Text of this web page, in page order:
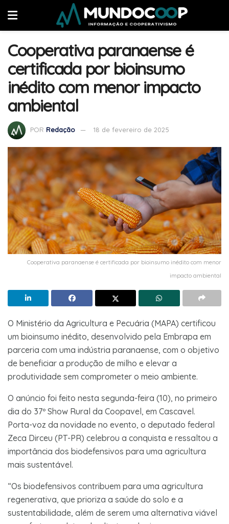
Cooperativa paranaense é
certificada por bioinsumo
inédito com menor impacto
ambiental
POR Redação 18 de fevereiro de 2025
Cooperativa paranaense é certificada por bioinsumo inédito com menor
impacto ambiental
O Ministério da Agricultura e Pecuária (MAPA) certificou
um bioinsumo inédito, desenvolvido pela Embrapa em
parceria com uma indústria paranaense, com o objetivo
de beneficiar a produção de milho e elevar a
produtividade sem comprometer o meio ambiente.
O anúncio foi feito nesta segunda-feira (10), no primeiro
dia do 37º Show Rural da Coopavel, em Cascavel.
Porta-voz da novidade no evento, o deputado federal
Zeca Dirceu (PT-PR) celebrou a conquista e ressaltou a
importância dos biodefensivos para uma agricultura
mais sustentável.
“Os biodefensivos contribuem para uma agricultura
regenerativa, que prioriza a saúde do solo e a
sustentabilidade, além de serem uma alternativa viável